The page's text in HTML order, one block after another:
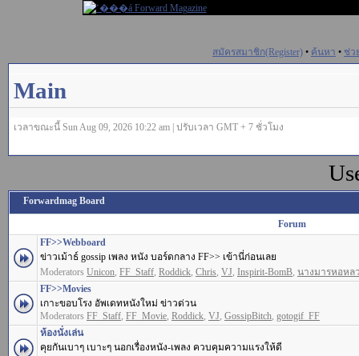
สมัครสมาชิก(Register) • ค้นหา • ช่ว
Main
เวลาขณะนี้ Sun Aug 09, 2026 10:22 am | ปรับเวลา GMT + 7 ชั่วโมง
Forwardmag Board
Forum
FF>>Webboard
ข่าวเม้าธ์ gossip เพลง หนัง บอร์ดกลาง FF>> เข้านี่ก่อนเลย
Moderators Unicon, FF_Staff, Roddick, Chris, VJ, Inspirit-BomB, นางมารหอหล
FF>>Movies
เกาะขอบโรง อัพเดทหนังใหม่ ข่าวด่วน
Moderators FF_Staff, FF_Movie, Roddick, VJ, GossipBitch, gotogif_FF
ห้องนั่งเล่น
คุยกันเบาๆ เบาะๆ นอกเรื่องหนัง-เพลง ควบคุมความแรงให้ดี